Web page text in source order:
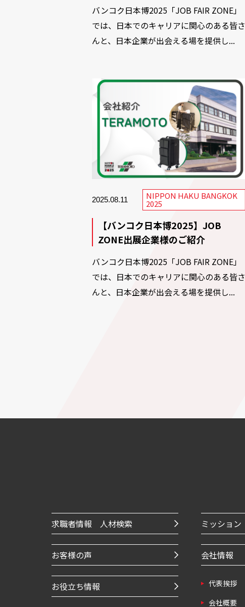
バンコク日本博2025「JOB FAIR ZONE」
では、日本でのキャリアに関心のある皆さ
んと、日本企業が出会える場を提供し...
2025.08.11 NIPPON HAKU BANGKOK
2025
【バンコク日本博2025】JOB
ZONE出展企業様のご紹介
バンコク日本博2025「JOB FAIR ZONE」
では、日本でのキャリアに関心のある皆さ
んと、日本企業が出会える場を提供し...
求職者情報 人材検索
お客様の声
お役立ち情報
ミッション
会社情報
代表挨拶
会社概要